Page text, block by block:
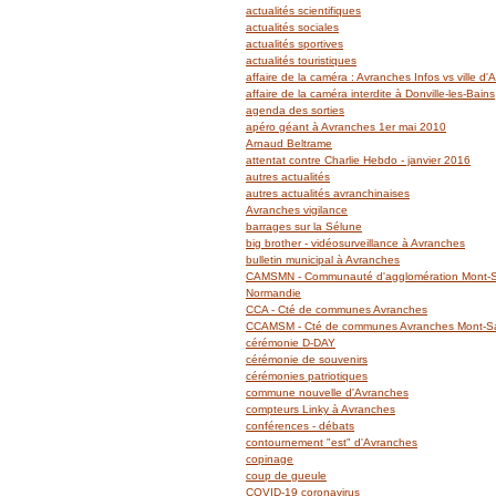
actualités scientifiques
actualités sociales
actualités sportives
actualités touristiques
affaire de la caméra : Avranches Infos vs ville
affaire de la caméra interdite à Donville-les-Bains
agenda des sorties
apéro géant à Avranches 1er mai 2010
Arnaud Beltrame
attentat contre Charlie Hebdo - janvier 2016
autres actualités
autres actualités avranchinaises
Avranches vigilance
barrages sur la Sélune
big brother - vidéosurveillance à Avranches
bulletin municipal à Avranches
CAMSMN - Communauté d'agglomération Mont-
Normandie
CCA - Cté de communes Avranches
CCAMSM - Cté de communes Avranches Mont-
cérémonie D-DAY
cérémonie de souvenirs
cérémonies patriotiques
commune nouvelle d'Avranches
compteurs Linky à Avranches
conférences - débats
contournement "est" d'Avranches
copinage
coup de gueule
COVID-19 coronavirus